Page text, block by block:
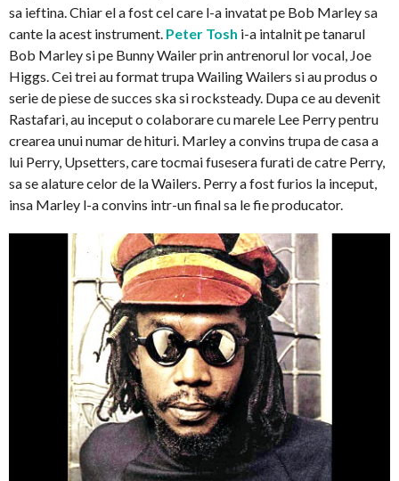
sa ieftina. Chiar el a fost cel care l-a invatat pe Bob Marley sa
cante la acest instrument. Peter Tosh i-a intalnit pe tanarul
Bob Marley si pe Bunny Wailer prin antrenorul lor vocal, Joe
Higgs. Cei trei au format trupa Wailing Wailers si au produs o
serie de piese de succes ska si rocksteady. Dupa ce au devenit
Rastafari, au inceput o colaborare cu marele Lee Perry pentru
crearea unui numar de hituri. Marley a convins trupa de casa a
lui Perry, Upsetters, care tocmai fusesera furati de catre Perry,
sa se alature celor de la Wailers. Perry a fost furios la inceput,
insa Marley l-a convins intr-un final sa le fie producator.